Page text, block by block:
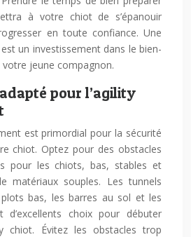
à votre chiot de s’épanouir
en toute confiance. Une
un investissement dans le bien-
jeune compagnon.
pour l’agility
est primordial pour la sécurité
chiot. Optez pour des obstacles
pour les chiots, bas, stables et
matériaux souples. Les tunnels
bas, les barres au sol et les
d’excellents choix pour débuter
chiot. Évitez les obstacles trop